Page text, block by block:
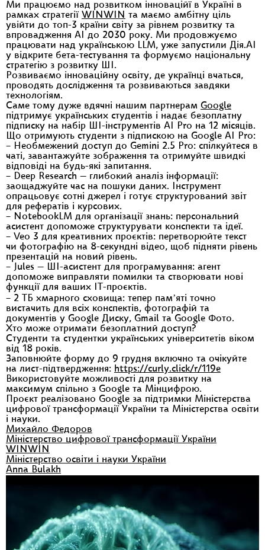
Ми працюємо над розвитком інноваційї в Україні в
рамках стратегії WINWIN та маємо амбітну ціль
увійти до топ-3 країни світу за рівнем розвитку та
впровадження AI до 2030 року. Ми продовжуємо
працювати над українською LLM, уже запустили Дія.АІ
у відкрите бета-тестування та формуємо національну
стратегію з розвитку ШІ.
Розвиваємо інноваційну освіту, де українці вчаться,
проводять дослідження та розвиваються завдяки
технологіям.
Саме тому дуже вдячні нашим партнерам Google
підтримує українських студентів і надає безоплатну
підписку на набір ШІ-інструментів AI Pro на 12 місяців.
Що отримують студенти з підпискою на Google AI Pro:
– Необмежений доступ до Gemini 2.5 Pro: спілкуйтеся в
чаті, завантажуйте зображення та отримуйте швидкі
відповіді на будь-які запитання.
– Deep Research — глибокий аналіз інформації:
заощаджуйте час на пошуки даних. Інструмент
опрацьовує сотні джерел і готує структурований звіт
для рефератів і курсових.
– NotebookLM для організації знань: персональний
асистент допоможе структурувати конспекти та ідеї.
– Veo 3 для креативних проєктів: перетворюйте текст
чи фотографію на 8-секундні відео, щоб підняти рівень
презентацій на новий рівень.
– Jules — ШІ-асистент для програмування: агент
допоможе виправляти помилки та створювати нові
функції для ваших ІТ-проєктів.
– 2 ТБ хмарного сховища: тепер памʼяті точно
вистачить для всіх конспектів, фотографій та
документів у Google Диску, Gmail та Google Фото.
Хто може отримати безоплатний доступ?
Студенти та студентки українських університетів віком
від 18 років.
Заповнюйте форму до 9 грудня включно та очікуйте
на лист-підтвердження: https://curly.click/r/119e
Використовуйте можливості для розвитку на
максимум спільно з Google та Мінцифрою.
Проєкт реалізовано Google за підтримки Міністерства
цифрової трансформації України та Міністерства освіти
і науки.
Михайло Федоров
Міністерство цифрової трансформації України
WINWIN
Міністерство освіти і науки України
Anna Bulakh